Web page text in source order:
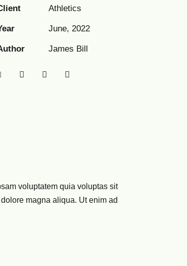
Athletics
June, 2022
James Bill
voluptatem quia voluptas sit
magna aliqua. Ut enim ad